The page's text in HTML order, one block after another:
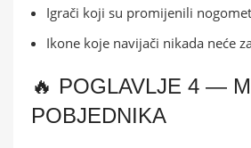
Igrači koji su promijenili nogomet
Ikone koje navijači nikada neće
🔥 POGLAVLJE 4 —
POBJEDNIKA